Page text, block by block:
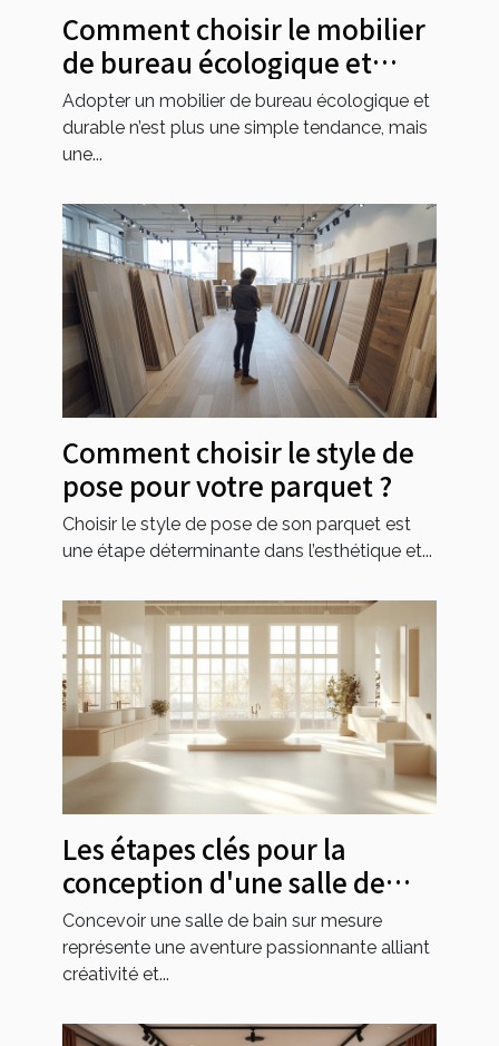
Comment choisir le mobilier
de bureau écologique et
durable ?
Adopter un mobilier de bureau écologique et
durable n’est plus une simple tendance, mais
une...
Comment choisir le style de
pose pour votre parquet ?
Choisir le style de pose de son parquet est
une étape déterminante dans l’esthétique et...
Les étapes clés pour la
conception d'une salle de
bain sur mesure
Concevoir une salle de bain sur mesure
représente une aventure passionnante alliant
créativité et...